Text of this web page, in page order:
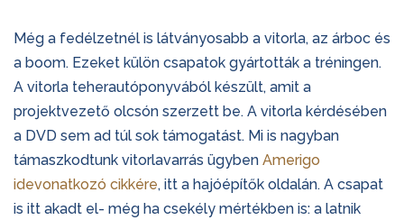
Még a fedélzetnél is látványosabb a vitorla, az árboc és
a boom. Ezeket külön csapatok gyártották a tréningen.
A vitorla teherautóponyvából készült, amit a
projektvezető olcsón szerzett be. A vitorla kérdésében
a DVD sem ad túl sok támogatást. Mi is nagyban
támaszkodtunk vitorlavarrás ügyben Amerigo
idevonatkozó cikkére, itt a hajóépítők oldalán. A csapat
is itt akadt el- még ha csekély mértékben is: a latnik